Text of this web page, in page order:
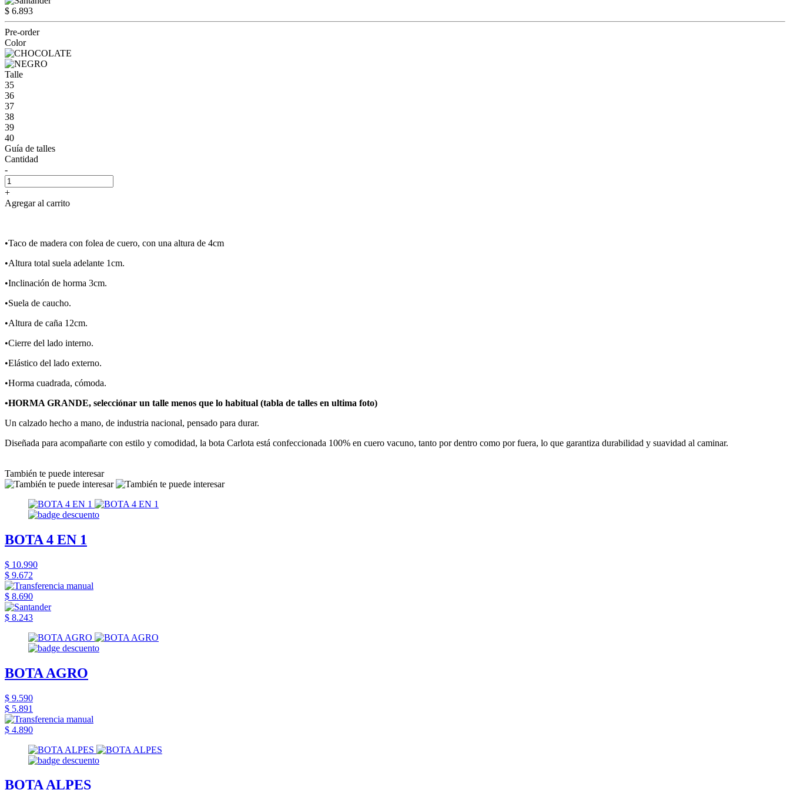
$ 6.893
Pre-order
Color
Talle
35
36
37
38
39
40
Guía de talles
Cantidad
-
+
Agregar al carrito
•Taco de madera con folea de cuero, con una altura de 4cm
•Altura total suela adelante 1cm.
•Inclinación de horma 3cm.
•Suela de caucho.
•Altura de caña 12cm.
•Cierre del lado interno.
•Elástico del lado externo.
•Horma cuadrada, cómoda.
•HORMA GRANDE, selecciónar un talle menos que lo habitual (tabla de talles en ultima foto)
Un calzado hecho a mano, de industria nacional, pensado para durar.
Diseñada para acompañarte con estilo y comodidad, la bota Carlota está confeccionada 100% en cuero vacuno, tanto por dentro como por fuera, lo que garantiza durabilidad y suavidad al caminar.
También te puede interesar
BOTA 4 EN 1
$ 10.990
$ 9.672
$ 8.690
$ 8.243
BOTA AGRO
$ 9.590
$ 5.891
$ 4.890
BOTA ALPES